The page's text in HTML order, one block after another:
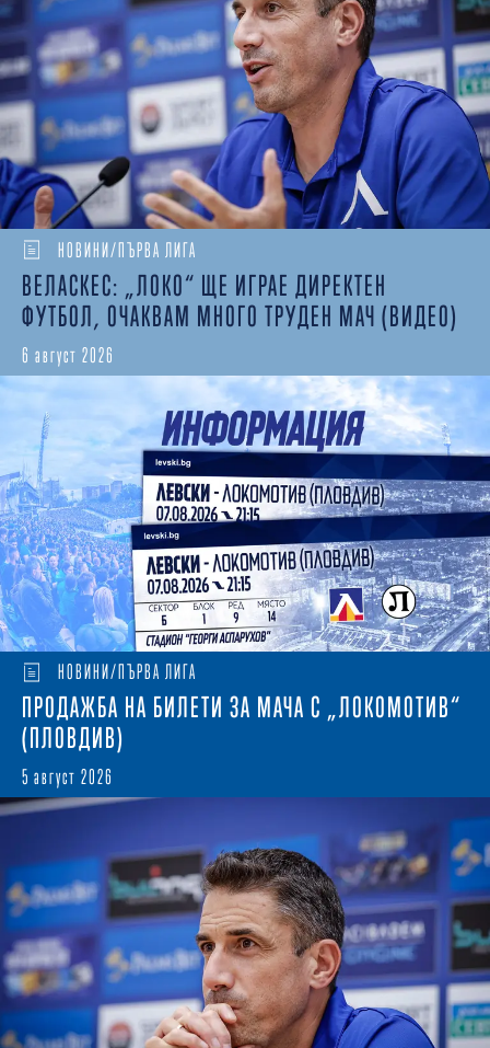
НОВИНИ/ПЪРВА ЛИГА
ВЕЛАСКЕС: „ЛОКО“ ЩЕ ИГРАЕ ДИРЕКТЕН
ФУТБОЛ, ОЧАКВАМ МНОГО ТРУДЕН МАЧ (ВИДЕО)
6 август 2026
НОВИНИ/ПЪРВА ЛИГА
ПРОДАЖБА НА БИЛЕТИ ЗА МАЧА С „ЛОКОМОТИВ“
(ПЛОВДИВ)
5 август 2026